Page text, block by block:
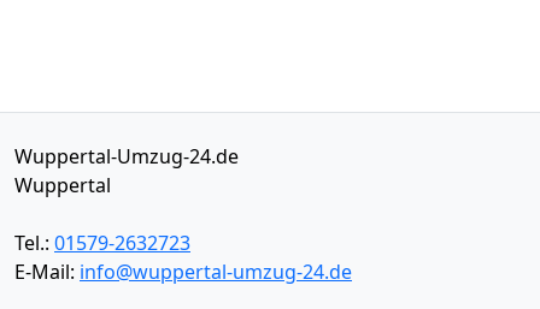
Wuppertal-Umzug-24.de
Wuppertal
Tel.: 01579-2632723
E-Mail: info@wuppertal-umzug-24.de